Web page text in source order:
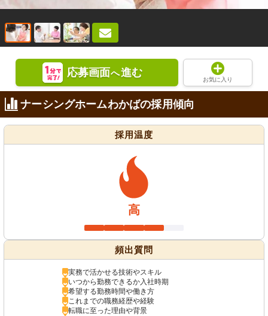
応募画面へ進む
お気に入り
ナーシングホームわかばの採用傾向
採用温度
高
頻出質問
実務で活かせる技術やスキル
いつから勤務できるか入社時期
希望する勤務時間や働き方
これまでの職務経歴や経験
転職に至った理由や背景